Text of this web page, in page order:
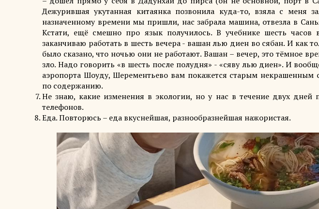
Дежурившая укутанная китаянка позвонила куда-то, взяла с меня
назначенному времени мы пришли, нас забрала машина, отвезла в
Кстати, ещё смешно про язык получилось. В учебнике шесть часов
заканчиваю работать в шесть вечера - вашан лью диен во сябан. И как
было сказано, что ночью они не работают. Вашан – вечер, это тёмное
зло. Надо говорить «в шесть после полудня» - «сяву лью диен». И
аэропорта Шоуду, Шерементьево вам покажется старым некрашенным
по содержанию.
Не знаю, какие изменения в экологии, но у нас в течение двух дней
телефонов.
Еда. Повторюсь – еда вкуснейшая, разнообразнейшая нажористая.